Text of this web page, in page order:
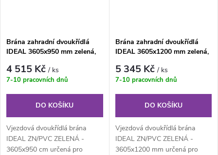
Brána zahradní dvoukřídlá
IDEAL 3605x950 mm zelená,
4 515 Kč/ ks
7-10 pracovních dnů
DO KOŠÍKU
Vjezdová dvoukřídlá brána
IDEAL ZN/PVC ZELENÁ -
3605x950 cm určená pro
Brána zahradní dvoukřídlá
IDEAL 3605x1200 mm zelená,
5 345 Kč/ ks
7-10 pracovních dnů
DO KOŠÍKU
Vjezdová dvoukřídlá brána
IDEAL ZN/PVC ZELENÁ -
3605x1200 mm určená pro